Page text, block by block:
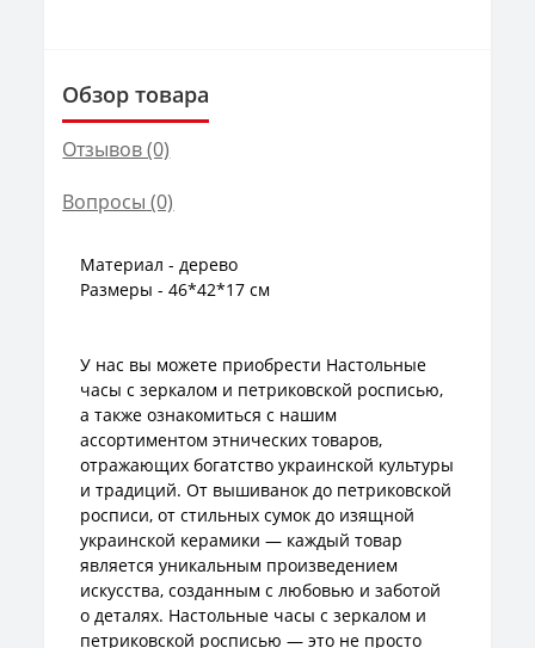
Обзор товара
Отзывов (0)
Вопросы (0)
Материал - дерево
Размеры - 46*42*17 см
У нас вы можете приобрести Настольные
часы с зеркалом и петриковской росписью,
а также ознакомиться с нашим
ассортиментом этнических товаров,
отражающих богатство украинской культуры
и традиций. От вышиванок до петриковской
росписи, от стильных сумок до изящной
украинской керамики — каждый товар
является уникальным произведением
искусства, созданным с любовью и заботой
о деталях. Настольные часы с зеркалом и
петриковской росписью — это не просто